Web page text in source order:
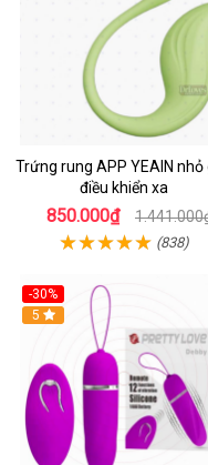
Trứng rung APP YEAIN nhỏ
điều khiển xa
850.000₫
(838)
-30%
Hot
5